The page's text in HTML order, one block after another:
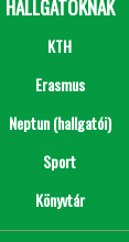
HALLGATÓKNAK
KTH
Erasmus
Neptun (hallgatói)
Sport
Könyvtár